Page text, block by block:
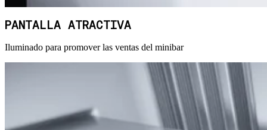
PANTALLA ATRACTIVA
Iluminado para promover las ventas del minibar